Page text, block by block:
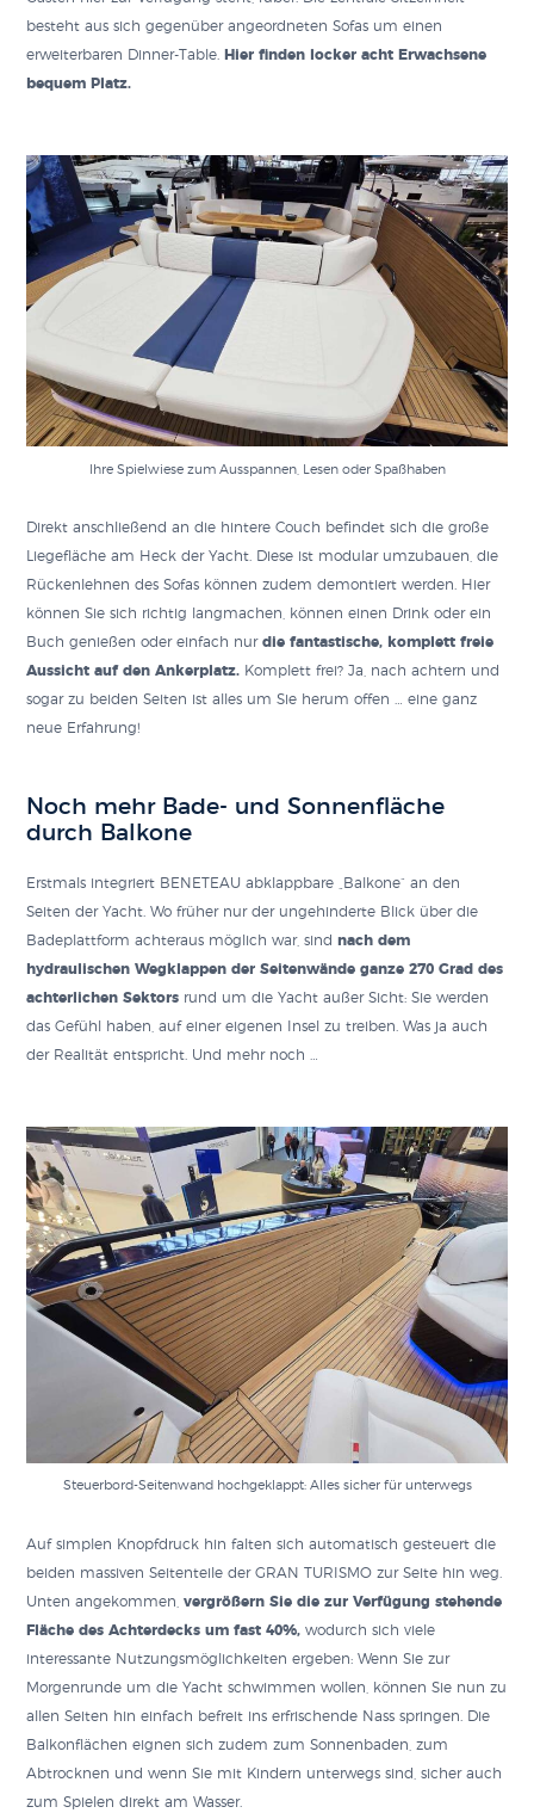
besteht aus sich gegenüber angeordneten Sofas um einen
erweiterbaren Dinner-Table.
Hier finden locker acht Erwachsene
bequem Platz.
Ihre Spielwiese zum Ausspannen, Lesen oder Spaßhaben
Direkt anschließend an die hintere Couch befindet sich die große
Liegefläche am Heck der Yacht. Diese ist modular umzubauen, die
Rückenlehnen des Sofas können zudem demontiert werden. Hier
können Sie sich richtig langmachen, können einen Drink oder ein
Buch genießen oder einfach nurdie fantastische, komplett freie
Aussicht auf den Ankerplatz. Komplett frei? Ja, nach achtern und
sogar zu beiden Seiten ist alles um Sie herum offen … eine ganz
neue Erfahrung!
Noch mehr Bade- und Sonnenfläche
durch Balkone
Erstmals integriert BENETEAU abklappbare „Balkone“ an den
Seiten der Yacht. Wo früher nur der ungehinderte Blick über die
Badeplattform achteraus möglich war, sindnach dem
hydraulischen Wegklappen der Seitenwände ganze 270 Grad des
achterlichen Sektors rund um die Yacht außer Sicht: Sie werden
das Gefühl haben, auf einer eigenen Insel zu treiben. Was ja auch
der Realität entspricht. Und mehr noch …
Steuerbord-Seitenwand hochgeklappt: Alles sicher für unterwegs
Auf simplen Knopfdruck hin falten sich automatisch gesteuert die
beiden massiven Seitenteile der GRAN TURISMO zur Seite hin weg.
Unten angekommen,vergrößern Sie die zur Verfügung stehende
Fläche des Achterdecks um fast 40%, wodurch sich viele
interessante Nutzungsmöglichkeiten ergeben: Wenn Sie zur
Morgenrunde um die Yacht schwimmen wollen, können Sie nun zu
allen Seiten hin einfach befreit ins erfrischende Nass springen. Die
Balkonflächen eignen sich zudem zum Sonnenbaden, zum
Abtrocknen und wenn Sie mit Kindern unterwegs sind, sicher auch
zum Spielen direkt am Wasser.